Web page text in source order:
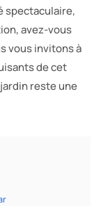
spectaculaire,
avez-vous
vous invitons à
de cet
reste une